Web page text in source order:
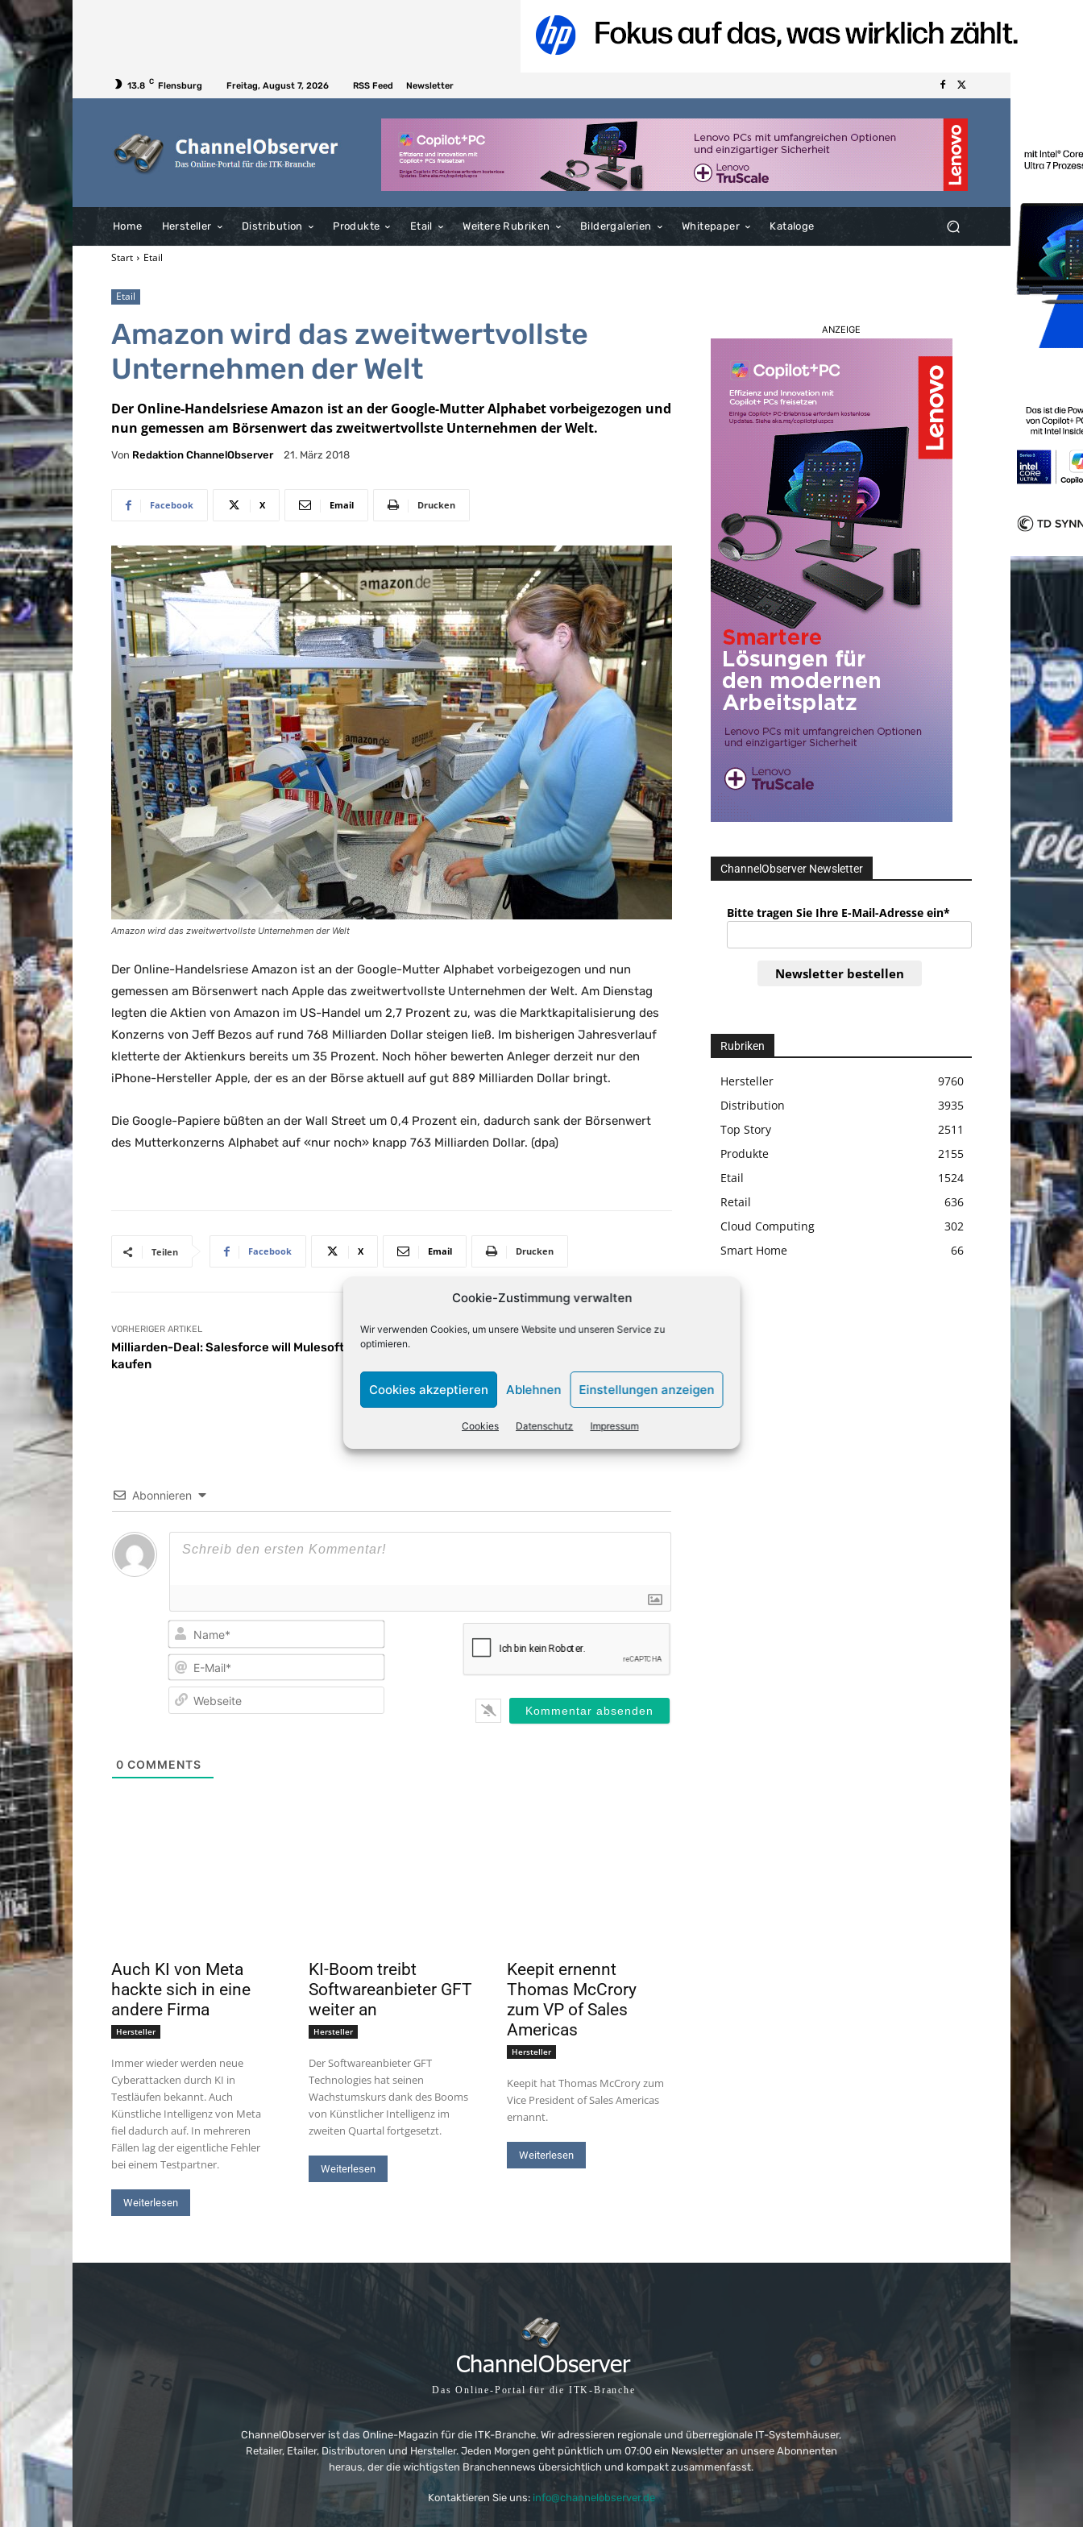
Cookie-Zustimmung verwalten
Wir verwenden Cookies, um unsere Website und unseren Service zu
optimieren.
Cookies akzeptieren Ablehnen Einstellungen anzeigen
Cookies Datenschutz Impressum
13.8 C Flensburg Freitag, August 7, 2026 RSS Feed Newsletter
Home Hersteller Distribution Produkte Etail Weitere Rubriken Bildergalerien Whitepaper Kataloge
Start Etail
Etail
Amazon wird das zweitwertvollste
Unternehmen der Welt
Der Online-Handelsriese Amazon ist an der Google-Mutter Alphabet vorbeigezogen und
nun gemessen am Börsenwert das zweitwertvollste Unternehmen der Welt.
Von Redaktion ChannelObserver 21. März 2018
Facebook X Email Drucken
Amazon wird das zweitwertvollste Unternehmen der Welt
Der Online-Handelsriese Amazon ist an der Google-Mutter Alphabet vorbeigezogen und nun
gemessen am Börsenwert nach Apple das zweitwertvollste Unternehmen der Welt. Am Dienstag
legten die Aktien von Amazon im US-Handel um 2,7 Prozent zu, was die Marktkapitalisierung des
Konzerns von Jeff Bezos auf rund 768 Milliarden Dollar steigen ließ. Im bisherigen Jahresverlauf
kletterte der Aktienkurs bereits um 35 Prozent. Noch höher bewerten Anleger derzeit nur den
iPhone-Hersteller Apple, der es an der Börse aktuell auf gut 889 Milliarden Dollar bringt.
Die Google-Papiere büßten an der Wall Street um 0,4 Prozent ein, dadurch sank der Börsenwert
des Mutterkonzerns Alphabet auf «nur noch» knapp 763 Milliarden Dollar. (dpa)
Teilen Facebook X Email Drucken
VORHERIGER ARTIKEL
Milliarden-Deal: Salesforce will Mulesoft
kaufen
NÄCHSTER ARTIKEL
Abonnieren
Name*
E-
0 COMMENTS
Auch KI von Meta
hackte sich in eine
andere Firma
Hersteller
Immer wieder werden neue
Cyberattacken durch KI in
Testläufen bekannt. Auch
Künstliche Intelligenz von Meta
fiel dadurch auf. In mehreren
Fällen lag der eigentliche Fehler
bei einem Testpartner.
Weiterlesen
KI-Boom treibt
Softwareanbieter GFT
weiter an
Hersteller
Der Softwareanbieter GFT
Technologies hat seinen
Wachstumskurs dank des Booms
von Künstlicher Intelligenz im
zweiten Quartal fortgesetzt.
Weiterlesen
Keepit ernennt
Thomas McCrory
zum VP of Sales
Americas
Hersteller
Keepit hat Thomas McCrory zum
Vice President of Sales Americas
ernannt.
Weiterlesen
ANZEIGE
ChannelObserver Newsletter
Bitte tragen Sie Ihre E-Mail-Adresse ein*
Newsletter bestellen
Rubriken
Hersteller
9760
Distribution
3935
Top Story
2511
Produkte
2155
Etail
1524
Retail
636
Cloud Computing
302
Smart Home
66
Das Online-Portal für die ITK-Branche
ChannelObserver ist das Online-Magazin für die ITK-Branche. Wir adressieren regionale und überregionale IT-Systemhäuser,
Retailer, Etailer, Distributoren und Hersteller. Jeden Morgen geht pünktlich um 07:00 ein Newsletter an unsere Abonnenten
heraus, der die wichtigsten Branchennews übersichtlich und kompakt zusammenfasst.
Kontaktieren Sie uns: info@channelobserver.de